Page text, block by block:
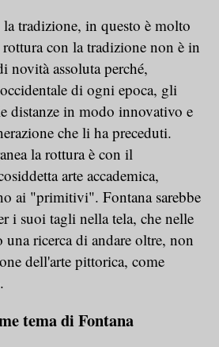
tradizione, in questo è molto
con la tradizione non è in
novità assoluta perché,
di ogni epoca, gli
distanze in modo innovativo e
che li ha preceduti.
la rottura è con il
arte accademica,
ai "primitivi". Fontana sarebbe
i suoi tagli nella tela, che nelle
una ricerca di andare oltre, non
dell'arte pittorica, come
tema di Fontana